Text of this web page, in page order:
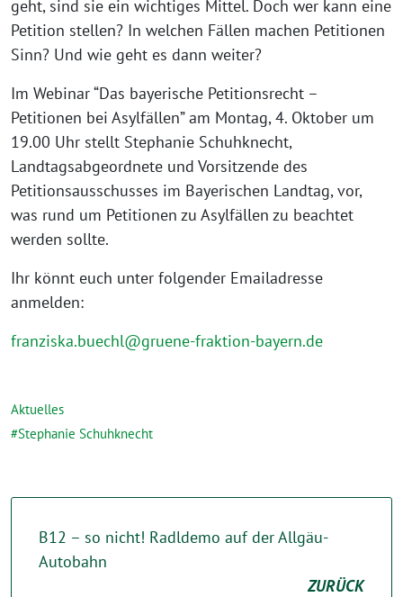
geht, sind sie ein wichtiges Mittel. Doch wer kann eine
Petition stellen? In welchen Fällen machen Petitionen
Sinn? Und wie geht es dann weiter?
Im Webinar “Das bayerische Petitionsrecht –
Petitionen bei Asylfällen” am Montag, 4. Oktober um
19.00 Uhr stellt Stephanie Schuhknecht,
Landtagsabgeordnete und Vorsitzende des
Petitionsausschusses im Bayerischen Landtag, vor,
was rund um Petitionen zu Asylfällen zu beachtet
werden sollte.
Ihr könnt euch unter folgender Emailadresse
anmelden:
franziska.buechl@gruene-fraktion-bayern.de
Aktuelles
Stephanie Schuhknecht
B12 – so nicht! Radldemo auf der Allgäu-
Autobahn
ZURÜCK